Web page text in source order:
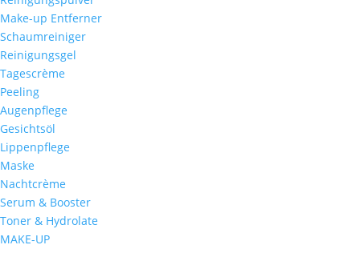
Make-up Entferner
Schaumreiniger
Reinigungsgel
Tagescrème
Peeling
Augenpflege
Gesichtsöl
Lippenpflege
Maske
Nachtcrème
Serum & Booster
Toner & Hydrolate
MAKE-UP